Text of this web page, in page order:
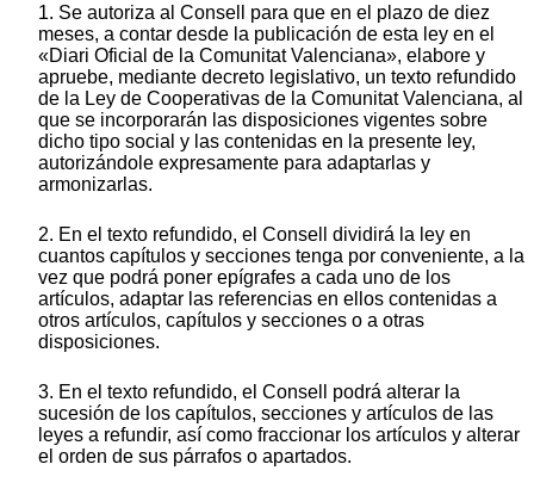
1. Se autoriza al Consell para que en el plazo de diez
meses, a contar desde la publicación de esta ley en el
«Diari Oficial de la Comunitat Valenciana», elabore y
apruebe, mediante decreto legislativo, un texto refundido
de la Ley de Cooperativas de la Comunitat Valenciana, al
que se incorporarán las disposiciones vigentes sobre
dicho tipo social y las contenidas en la presente ley,
autorizándole expresamente para adaptarlas y
armonizarlas.
2. En el texto refundido, el Consell dividirá la ley en
cuantos capítulos y secciones tenga por conveniente, a la
vez que podrá poner epígrafes a cada uno de los
artículos, adaptar las referencias en ellos contenidas a
otros artículos, capítulos y secciones o a otras
disposiciones.
3. En el texto refundido, el Consell podrá alterar la
sucesión de los capítulos, secciones y artículos de las
leyes a refundir, así como fraccionar los artículos y alterar
el orden de sus párrafos o apartados.